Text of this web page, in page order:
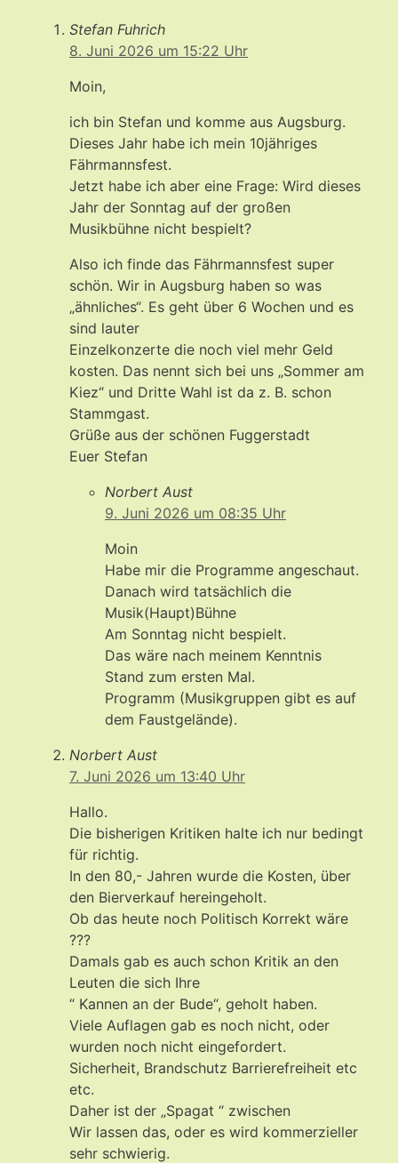
Stefan Fuhrich
8. Juni 2026 um 15:22 Uhr
Moin,
ich bin Stefan und komme aus Augsburg.
Dieses Jahr habe ich mein 10jähriges
Fährmannsfest.
Jetzt habe ich aber eine Frage: Wird dieses
Jahr der Sonntag auf der großen
Musikbühne nicht bespielt?
Also ich finde das Fährmannsfest super
schön. Wir in Augsburg haben so was
„ähnliches“. Es geht über 6 Wochen und es
sind lauter
Einzelkonzerte die noch viel mehr Geld
kosten. Das nennt sich bei uns „Sommer am
Kiez“ und Dritte Wahl ist da z. B. schon
Stammgast.
Grüße aus der schönen Fuggerstadt
Euer Stefan
Norbert Aust
9. Juni 2026 um 08:35 Uhr
Moin
Habe mir die Programme angeschaut.
Danach wird tatsächlich die
Musik(Haupt)Bühne
Am Sonntag nicht bespielt.
Das wäre nach meinem Kenntnis
Stand zum ersten Mal.
Programm (Musikgruppen gibt es auf
dem Faustgelände).
Norbert Aust
7. Juni 2026 um 13:40 Uhr
Hallo.
Die bisherigen Kritiken halte ich nur bedingt
für richtig.
In den 80,- Jahren wurde die Kosten, über
den Bierverkauf hereingeholt.
Ob das heute noch Politisch Korrekt wäre
???
Damals gab es auch schon Kritik an den
Leuten die sich Ihre
“ Kannen an der Bude“, geholt haben.
Viele Auflagen gab es noch nicht, oder
wurden noch nicht eingefordert.
Sicherheit, Brandschutz Barrierefreiheit etc
etc.
Daher ist der „Spagat “ zwischen
Wir lassen das, oder es wird kommerzieller
sehr schwierig.